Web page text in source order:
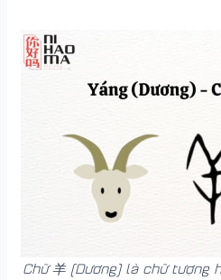
Chữ 羊 (Dương) là chữ tượng